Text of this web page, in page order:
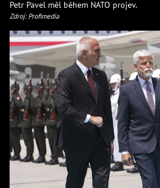
Petr Pavel měl během NATO projev.
Zdroj: Profimedia